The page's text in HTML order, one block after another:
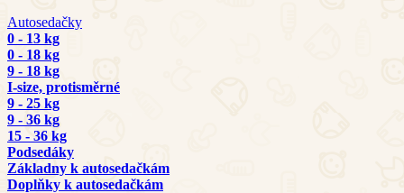
Autosedačky
0 - 13 kg
0 - 18 kg
9 - 18 kg
I-size, protisměrné
9 - 25 kg
9 - 36 kg
15 - 36 kg
Podsedáky
Základny k autosedačkám
Doplňky k autosedačkám